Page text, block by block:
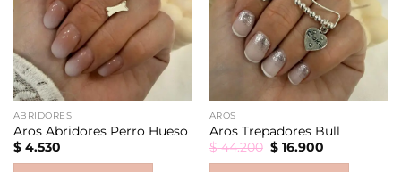
ABRIDORES
Aros Abridores Perro Hueso
$4.530
AROS
Aros Trepadores Bull
$44.200 Original
price
$16.900Current